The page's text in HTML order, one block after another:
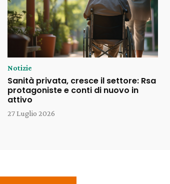
Notizie
Sanità privata, cresce il settore: Rsa
protagoniste e conti di nuovo in
attivo
27 Luglio 2026